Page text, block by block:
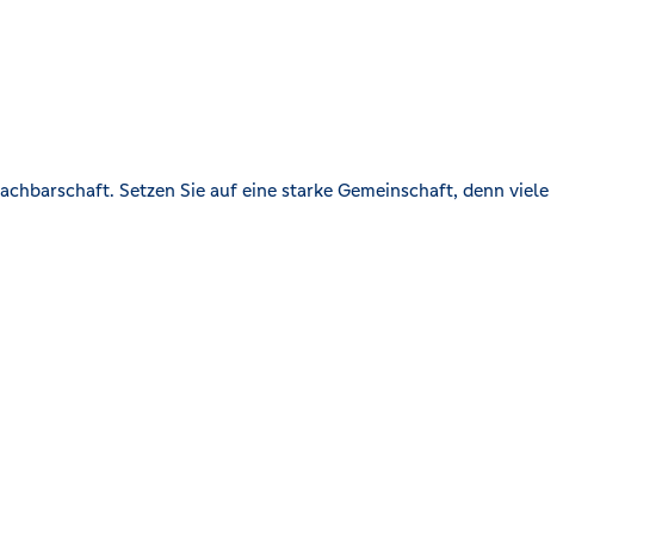
Setzen Sie auf eine starke Gemeinschaft, denn viele